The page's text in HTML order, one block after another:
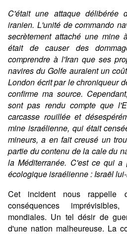
C'était une attaque délibérée
iranien. L'unité de commando
secrètement attaché une mine
était de causer des
comprendre à l'Iran que ses
navires du Golfe auraient un
London écrit par le chroniqueur
confirme ma source.
sont pas rendu compte que
carcasse rouillée et
mine israélienne, qui était
mineurs, a en fait creusé un
partie du contenu de la cale du
la Méditerranée. C'est ce qui a
écologique israélienne : Israël
Cet incident nous
conséquences
mondiales. Un tel désir de
d'une nation malheureuse. La